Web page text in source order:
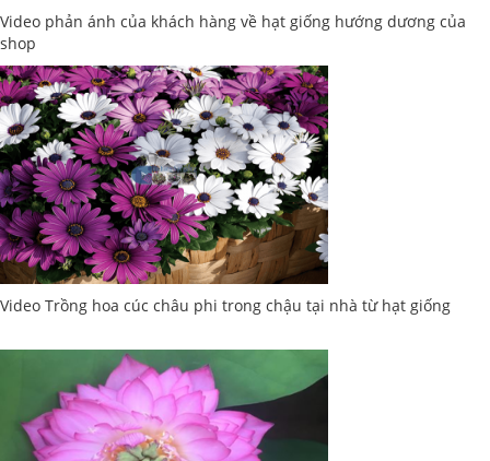
Video phản ánh của khách hàng về hạt giống hướng dương của
shop
Video Trồng hoa cúc châu phi trong chậu tại nhà từ hạt giống